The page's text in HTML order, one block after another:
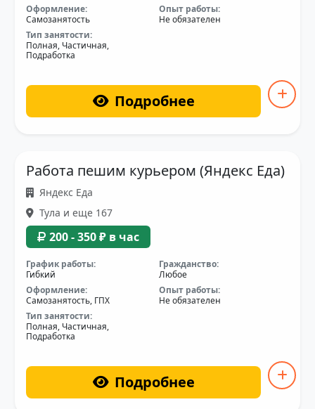
Оформление:
Самозанятость
Опыт работы:
Не обязателен
Тип занятости:
Полная, Частичная,
Подработка
Подробнее
Работа пешим курьером (Яндекс Еда)
Яндекс Еда
Тула и еще 167
200 - 350 ₽ в час
График работы:
Гибкий
Гражданство:
Любое
Оформление:
Самозанятость, ГПХ
Опыт работы:
Не обязателен
Тип занятости:
Полная, Частичная,
Подработка
Подробнее